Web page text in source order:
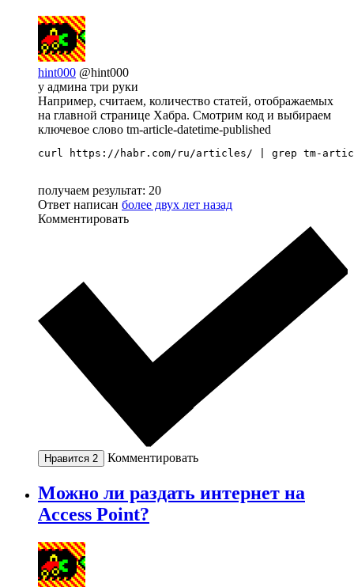
hint000 @hint000
у админа три руки
Например, считаем, количество статей, отображаемых
на главной странице Хабра. Смотрим код и выбираем
ключевое слово tm-article-datetime-published
curl https://habr.com/ru/articles/ | grep tm-
получаем результат: 20
Ответ написан более двух лет назад
Комментировать
Нравится 2 Комментировать
Можно ли раздать интернет на
Access Point?